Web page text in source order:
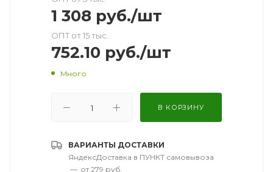
1 308 руб./шт
ОПТ от 15 тыс.
752.10 руб./шт
Много
В КОРЗИНУ
ВАРИАНТЫ ДОСТАВКИ
ЯндексДоставка в ПУНКТ самовывоза
— от 279 руб.